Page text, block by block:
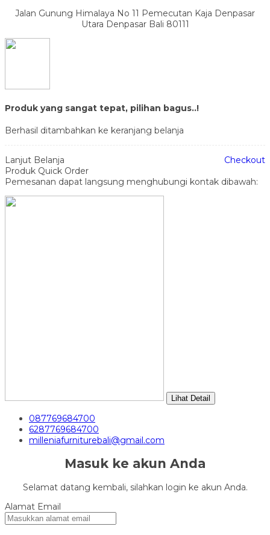
Jalan Gunung Himalaya No 11 Pemecutan Kaja Denpasar
Utara Denpasar Bali 80111
Produk yang sangat tepat, pilihan bagus..!
Berhasil ditambahkan ke keranjang belanja
Lanjut Belanja
Checkout
Produk Quick Order
Pemesanan dapat langsung menghubungi kontak dibawah:
Lihat Detail
087769684700
6287769684700
milleniafurniturebali@gmail.com
Masuk ke akun Anda
Selamat datang kembali, silahkan login ke akun Anda.
Alamat Email